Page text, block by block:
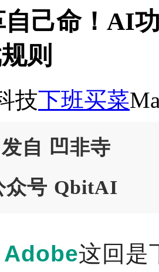
自己命！AI
则
技下班买菜
自 凹非寺
众号 QbitAI
Adobe这回是